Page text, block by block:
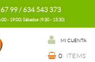
99 / 634 543 373
- 19:00) Sábados (9:30 - 13:30)
MI CUENTA
0 ITEMS